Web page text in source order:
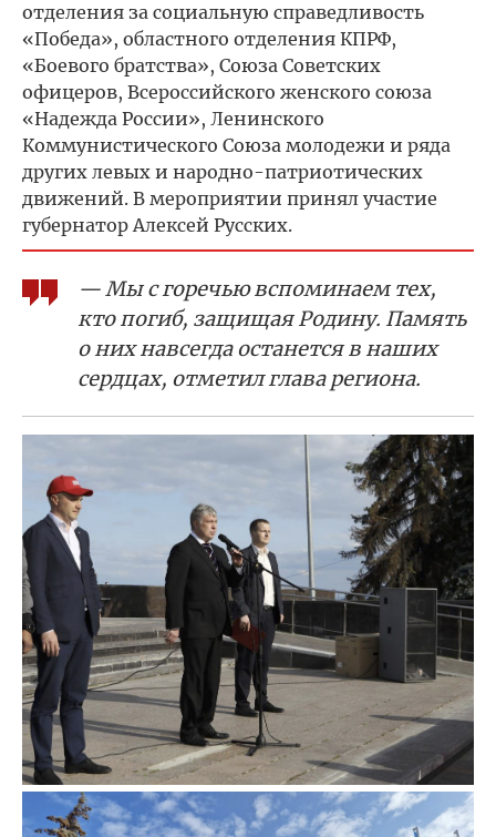
отделения за социальную справедливость
«Победа», областного отделения КПРФ,
«Боевого братства», Союза Советских
офицеров, Всероссийского женского союза
«Надежда России», Ленинского
Коммунистического Союза молодежи и ряда
других левых и народно-патриотических
движений. В мероприятии принял участие
губернатор Алексей Русских.
— Мы с горечью вспоминаем тех,
кто погиб, защищая Родину. Память
о них навсегда останется в наших
сердцах, отметил глава региона.